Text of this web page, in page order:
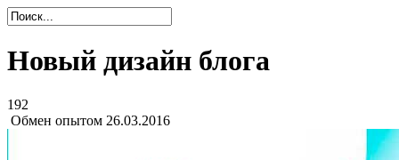
Новый дизайн блога
192
Обмен опытом 26.03.2016